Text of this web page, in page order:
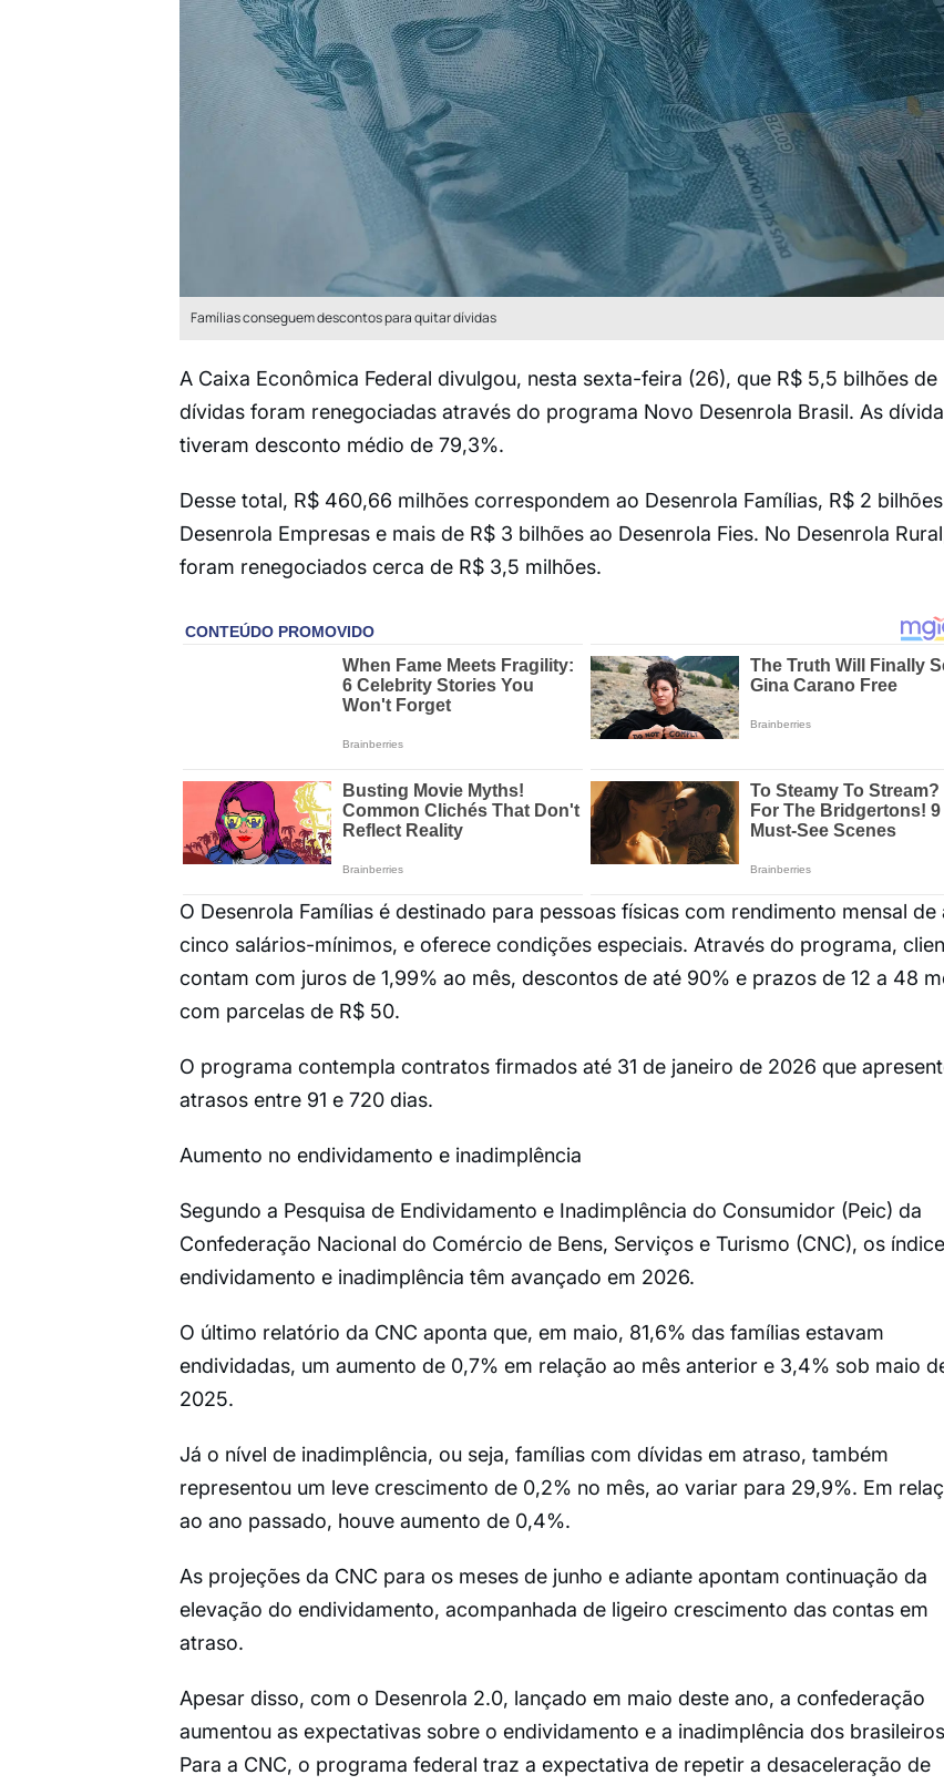
Famílias conseguem descontos para quitar dívidas
A Caixa Econômica Federal divulgou, nesta sexta-feira (26), que R$ 5,5 bilhões de
dívidas foram renegociadas através do programa Novo Desenrola Brasil. As
tiveram desconto médio de 79,3%.
Desse total, R$ 460,66 milhões correspondem ao Desenrola Famílias, R$ 2
Desenrola Empresas e mais de R$ 3 bilhões ao Desenrola Fies. No Desenrola
foram renegociados cerca de R$ 3,5 milhões.
O Desenrola Famílias é destinado para pessoas físicas com rendimento mensal de
cinco salários-mínimos, e oferece condições especiais. Através do programa,
contam com juros de 1,99% ao mês, descontos de até 90% e prazos de 12 a 48
com parcelas de R$ 50.
O programa contempla contratos firmados até 31 de janeiro de 2026 que
atrasos entre 91 e 720 dias.
Aumento no endividamento e inadimplência
Segundo a Pesquisa de Endividamento e Inadimplência do Consumidor (Peic) da
Confederação Nacional do Comércio de Bens, Serviços e Turismo (CNC), os
endividamento e inadimplência têm avançado em 2026.
O último relatório da CNC aponta que, em maio, 81,6% das famílias estavam
endividadas, um aumento de 0,7% em relação ao mês anterior e 3,4% sob maio
2025.
Já o nível de inadimplência, ou seja, famílias com dívidas em atraso, também
representou um leve crescimento de 0,2% no mês, ao variar para 29,9%. Em
ao ano passado, houve aumento de 0,4%.
As projeções da CNC para os meses de junho e adiante apontam continuação da
elevação do endividamento, acompanhada de ligeiro crescimento das contas em
atraso.
Apesar disso, com o Desenrola 2.0, lançado em maio deste ano, a confederação
aumentou as expectativas sobre o endividamento e a inadimplência dos
Para a CNC, o programa federal traz a expectativa de repetir a desaceleração de